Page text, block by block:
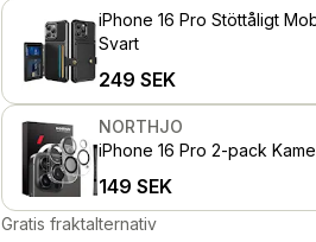
iPhone 16 Pro Stöttåligt
Svart
249 SEK
NORTHJO
iPhone 16 Pro 2-pack
149 SEK
Gratis fraktalternativ